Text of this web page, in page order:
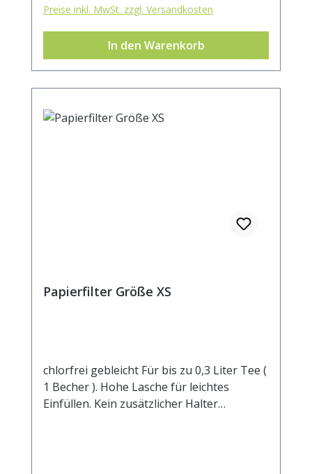
Preise inkl. MwSt. zzgl. Versandkosten
In den Warenkorb
Papierfilter Größe XS
chlorfrei gebleicht Für bis zu 0,3 Liter Tee (
1 Becher ). Hohe Lasche für leichtes
Einfüllen. Kein zusätzlicher Halter